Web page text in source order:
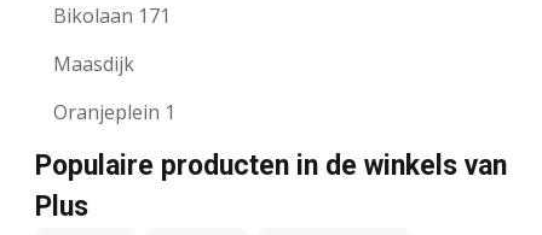
Bikolaan 171
Maasdijk
Oranjeplein 1
Populaire producten in de winkels van
Plus